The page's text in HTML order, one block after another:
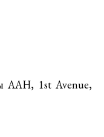
ААН, 1st Avenue,